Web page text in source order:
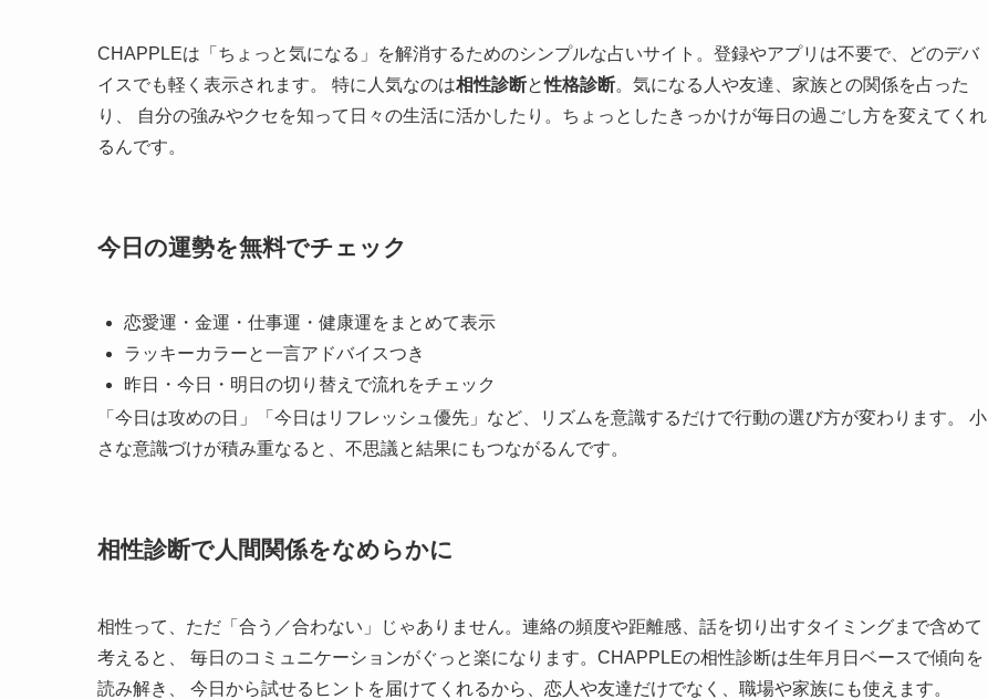
CHAPPLEは「ちょっと気になる」を解消するためのシンプルな占いサイト。登録やアプリは不要で、どのデバ
イスでも軽く表示されます。 特に人気なのは相性診断と性格診断。気になる人や友達、家族との関係を占った
り、 自分の強みやクセを知って日々の生活に活かしたり。ちょっとしたきっかけが毎日の過ごし方を変えてくれ
るんです。
今日の運勢を無料でチェック
恋愛運・金運・仕事運・健康運をまとめて表示
ラッキーカラーと一言アドバイスつき
昨日・今日・明日の切り替えで流れをチェック
「今日は攻めの日」「今日はリフレッシュ優先」など、リズムを意識するだけで行動の選び方が変わります。 小
さな意識づけが積み重なると、不思議と結果にもつながるんです。
相性診断で人間関係をなめらかに
相性って、ただ「合う／合わない」じゃありません。連絡の頻度や距離感、話を切り出すタイミングまで含めて
考えると、 毎日のコミュニケーションがぐっと楽になります。CHAPPLEの相性診断は生年月日ベースで傾向を
読み解き、 今日から試せるヒントを届けてくれるから、恋人や友達だけでなく、職場や家族にも使えます。